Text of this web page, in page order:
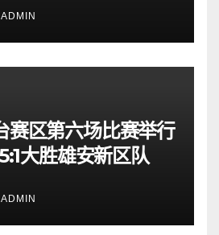
ADMIN
赛区第六场比赛举行
大胜雄安新区队
ADMIN